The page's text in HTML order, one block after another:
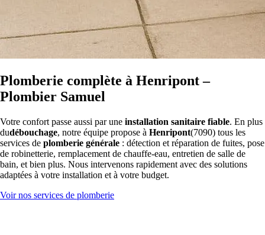
Plomberie complète à Henripont –
Plombier Samuel
Votre confort passe aussi par une installation sanitaire fiable. En plus
dudébouchage, notre équipe propose à Henripont(7090) tous les
services de plomberie générale : détection et réparation de fuites, pose
de robinetterie, remplacement de chauffe-eau, entretien de salle de
bain, et bien plus. Nous intervenons rapidement avec des solutions
adaptées à votre installation et à votre budget.
Voir nos services de plomberie